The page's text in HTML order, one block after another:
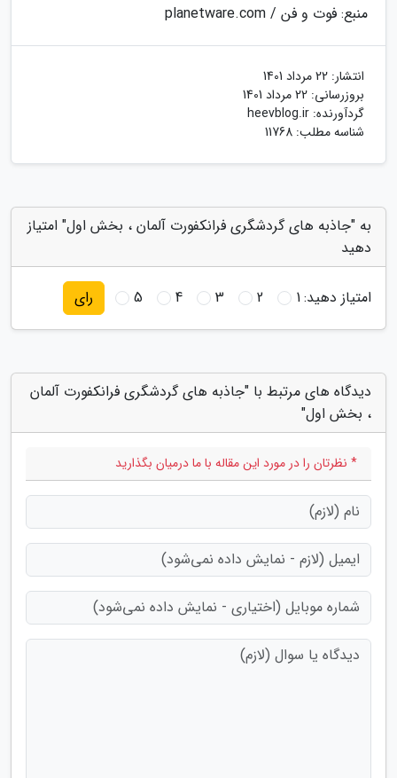
منبع: فوت و فن / planetware.com
انتشار: 22 مرداد 1401
بروزرسانی: 22 مرداد 1401
گردآورنده: heevblog.ir
شناسه مطلب: 11768
به "جاذبه های گردشگری فرانکفورت آلمان ، بخش اول" امتیاز
دهید
امتیاز دهید:1
2
3
4
5 رای
دیدگاه های مرتبط با "جاذبه های گردشگری فرانکفورت آلمان
، بخش اول"
* نظرتان را در مورد این مقاله با ما درمیان بگذارید